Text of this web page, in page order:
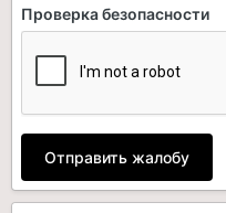
Проверка безопасности
Отправить жалобу